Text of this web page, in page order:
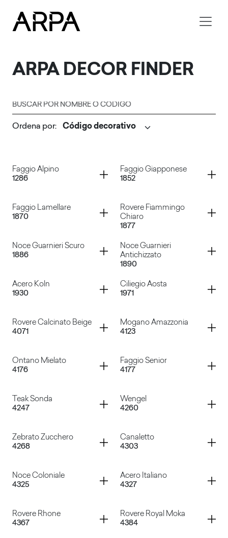
ARPA DECOR FINDER
Buscar por nombre o código
Ordena por:
Faggio Alpino
1286
Container
Faggio Giapponese
1852
Container
Faggio Lamellare
1870
Container
Rovere Fiammingo
Chiaro
1877
Container
Noce Guarnieri Scuro
1886
Container
Noce Guarnieri
Antichizzato
1890
Container
Acero Koln
1930
Container
Ciliegio Aosta
1971
Container
Rovere Calcinato Beige
4071
Container
Mogano Amazzonia
4123
Container
Ontano Mielato
4176
Container
Faggio Senior
4177
Container
Teak Sonda
4247
Container
Wengel
4260
Container
Zebrato Zucchero
4268
Container
Canaletto
4303
Container
Noce Coloniale
4325
Container
Acero Italiano
4327
Container
Rovere Rhone
4367
Container
Rovere Royal Moka
4384
Container